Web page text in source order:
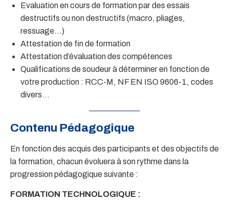
Evaluation en cours de formation par des essais
destructifs ou non destructifs (macro, pliages,
ressuage…)
Attestation de fin de formation
Attestation d’évaluation des compétences
Qualifications de soudeur à déterminer en fonction de
votre production : RCC-M, NF EN ISO 9606-1, codes
divers…
Contenu Pédagogique
En fonction des acquis des participants et des objectifs de
la formation, chacun évoluera à son rythme dans la
progression pédagogique suivante :
FORMATION TECHNOLOGIQUE :